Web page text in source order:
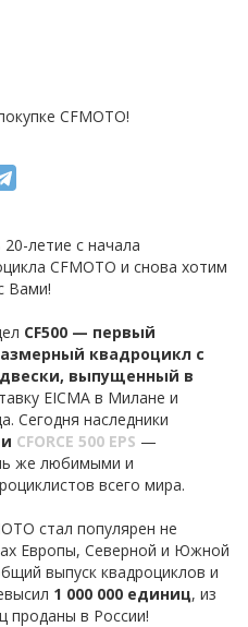
CFMOTO!
летие с начала
CFMOTO и снова хотим
Вами!
CF500 — первый
квадроцикл с
выпущенный в
EICMA в Милане и
Сегодня наследники
и CFORCE 500 EPS —
же любимыми и
всего мира.
стал популярен не
Европы, Северной и Южной
выпуск квадроциклов и
1 000 000 единиц, из
проданы в России!